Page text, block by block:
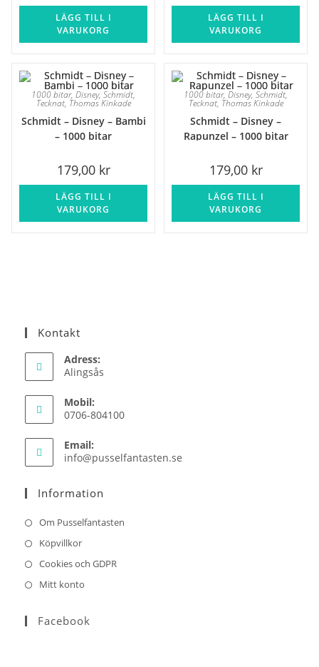
LÄGG TILL I
VARUKORG
LÄGG TILL I
VARUKORG
1000 bitar, Disney, Schmidt,
Tecknat, Thomas Kinkade
Schmidt – Disney – Bambi
– 1000 bitar
179,00 kr
LÄGG TILL I
VARUKORG
1000 bitar, Disney, Schmidt,
Tecknat, Thomas Kinkade
Schmidt – Disney –
Rapunzel – 1000 bitar
179,00 kr
LÄGG TILL I
VARUKORG
Kontakt
Adress:
Alingsås
Mobil:
0706-804100
Email:
info@pusselfantasten.se
Information
Om Pusselfantasten
Köpvillkor
Cookies och GDPR
Mitt konto
Facebook